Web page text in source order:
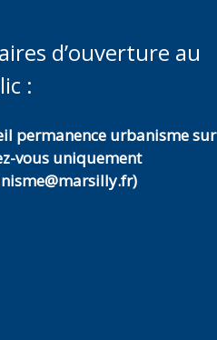
d’ouverture au
:
permanence urbanisme sur
vous uniquement